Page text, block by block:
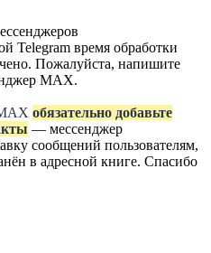
Telegram время обработки
Пожалуйста, напишите
МАХ.
МАХ обязательно добавьте
— мессенджер
сообщений пользователям,
в адресной книге. Спасибо